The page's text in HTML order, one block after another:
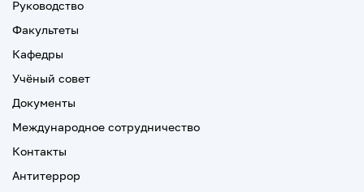
Руководство
Факультеты
Кафедры
Учёный совет
Документы
Международное сотрудничество
Контакты
Антитеррор